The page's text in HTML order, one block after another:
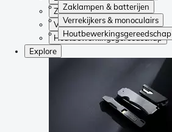
Zaklampen & batterijen
Verrekijkers & monoculairs
Houtbewerkingsgereedschap
Zaklampen & batterijen
Verrekijkers & monoculairs
Houtbewerkingsgereedschap
Explore